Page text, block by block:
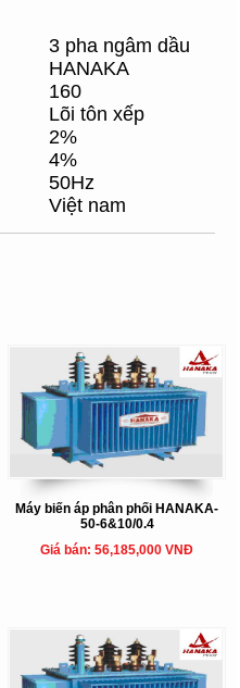
3 pha ngâm dầu
HANAKA
160
Lõi tôn xếp
2%
4%
50Hz
Việt nam
Máy biến áp phân phối HANAKA-
50-6&10/0.4
Giá bán: 56,185,000 VNĐ